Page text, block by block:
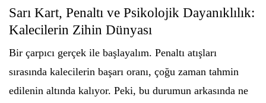
Sarı Kart, Penaltı ve Psikolojik Dayanıklılık:
Kalecilerin Zihin Dünyası
Bir çarpıcı gerçek ile başlayalım. Penaltı atışları
sırasında kalecilerin başarı oranı, çoğu zaman tahmin
edilenin altında kalıyor. Peki, bu durumun arkasında ne